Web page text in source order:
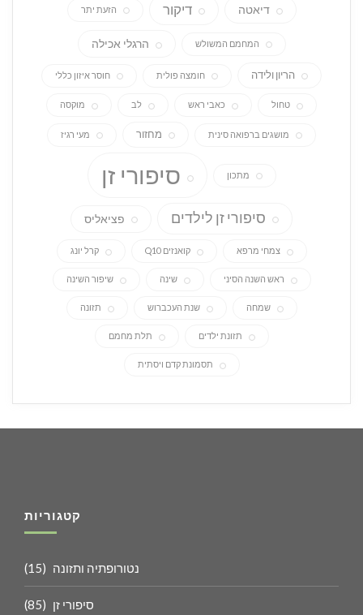
דיאטה דיקור הזעת יתר
המחמם המשולש הרגלי אכילה
הריון ולידה חומצה פולית חוסר איזון כללי
טחול כאבי ראש לב מוקסה
מושגים ברפואה סינית מחזור מעי רגיז
מתכון סיפורי זן
סיפורי זן לילדים פציאליס
צמחי מרפא קואנזים Q10 קרל יונג
ראש השנה הסיני שינה שיפור השינה
שמחה שנת העכברוש תזונה
תזונת ילדים תלת מחמם
תסמונת קדם ויסתית
קטגוריות
נטורופתיה ותזונה (15)
סיפורי זן (85)